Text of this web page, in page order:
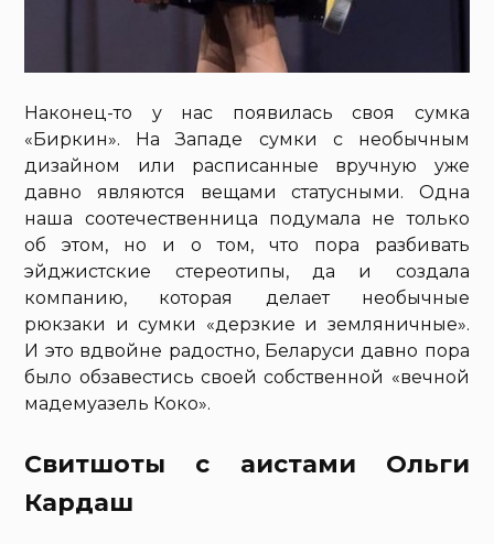
Наконец-то у нас появилась своя сумка
«Биркин». На Западе сумки с необычным
дизайном или расписанные вручную уже
давно являются вещами статусными. Одна
наша соотечественница подумала не только
об этом, но и о том, что пора разбивать
эйджистские стереотипы, да и создала
компанию, которая делает необычные
рюкзаки и сумки «дерзкие и земляничные».
И это вдвойне радостно, Беларуси давно пора
было обзавестись своей собственной «вечной
мадемуазель Коко».
Свитшоты с аистами Ольги
Кардаш